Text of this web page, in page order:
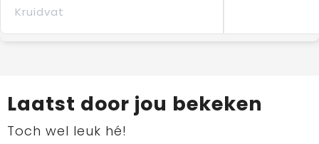
Kruidvat
Laatst door jou bekeken
Toch wel leuk hé!